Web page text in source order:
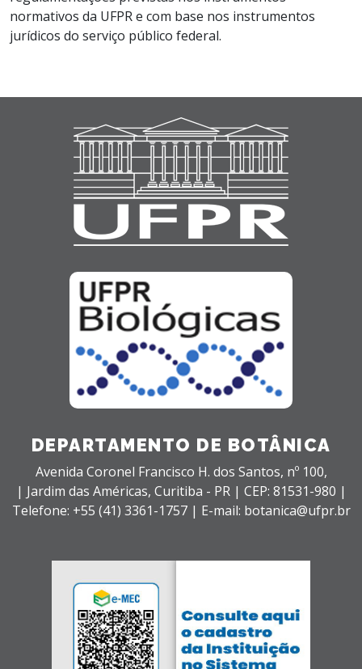
normativos da UFPR e com base nos instrumentos
jurídicos do serviço público federal.
DEPARTAMENTO DE BOTÂNICA
Avenida Coronel Francisco H. dos Santos, nº 100,
| Jardim das Américas, Curitiba - PR | CEP: 81531-980 |
Telefone: +55 (41) 3361-1757 | E-mail: botanica@ufpr.br